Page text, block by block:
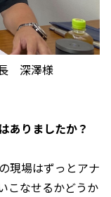
深澤様
ありましたか？
現場はずっとアナ
こなせるかどうか